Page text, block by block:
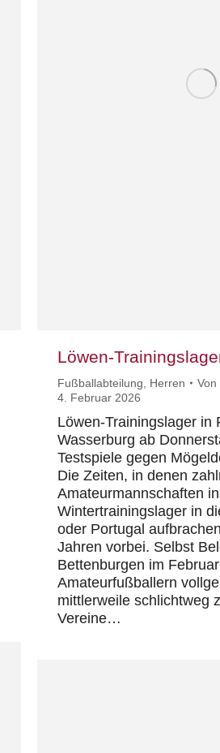
Löwen-
Fußballabteilung Herren Von
4. Februar 2026
Löwen-Trainingslager in
Wasserburg ab
Testspiele gegen
Die Zeiten, in denen
Amateurmannschaften
Wintertrainingslager in
oder Portugal
Jahren vorbei. Selbst
Bettenburgen im
Amateurfußballern
mittlerweile schlichtweg
Vereine…